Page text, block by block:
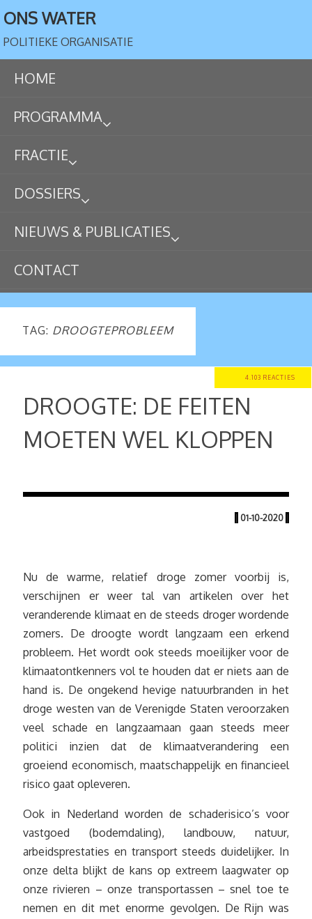
ONS WATER
POLITIEKE ORGANISATIE
HOME
PROGRAMMA
FRACTIE
DOSSIERS
NIEUWS & PUBLICATIES
CONTACT
TAG: DROOGTEPROBLEEM
4.103 REACTIES
DROOGTE: DE FEITEN
MOETEN WEL KLOPPEN
| 01-10-2020 |
Nu de warme, relatief droge zomer voorbij is,
verschijnen er weer tal van artikelen over het
veranderende klimaat en de steeds droger wordende
zomers. De droogte wordt langzaam een erkend
probleem. Het wordt ook steeds moeilijker voor de
klimaatontkenners vol te houden dat er niets aan de
hand is. De ongekend hevige natuurbranden in het
droge westen van de Verenigde Staten veroorzaken
veel schade en langzaamaan gaan steeds meer
politici inzien dat de klimaatverandering een
groeiend economisch, maatschappelijk en financieel
risico gaat opleveren.
Ook in Nederland worden de schaderisico’s voor
vastgoed (bodemdaling), landbouw, natuur,
arbeidsprestaties en transport steeds duidelijker. In
onze delta blijkt de kans op extreem laagwater op
onze rivieren – onze transportassen – snel toe te
nemen en dit met enorme gevolgen. De Rijn was